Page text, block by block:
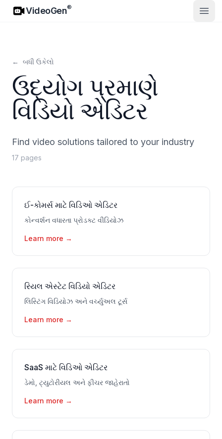
VideoGen
VideoGen®
← બધી ઉકેલો
ઉદ્યોગ પ્રમાણે
વિડિયો એડિટર
Find video solutions tailored to your industry
17 pages
ઈ-કોમર્સ માટે વિડિઓ એડિટર
કોન્વર્શન વધારતા પ્રોડક્ટ વીડિયોઝ
Learn more →
રિયલ એસ્ટેટ વિડિયો એડિટર
લિસ્ટિંગ વિડિયોઝ અને વર્ચ્યુઅલ ટૂર્સ
Learn more →
SaaS માટે વિડિઓ એડિટર
ડેમો, ટ્યુટોરીયલ અને ફીચર જાહેરાતો
Learn more →